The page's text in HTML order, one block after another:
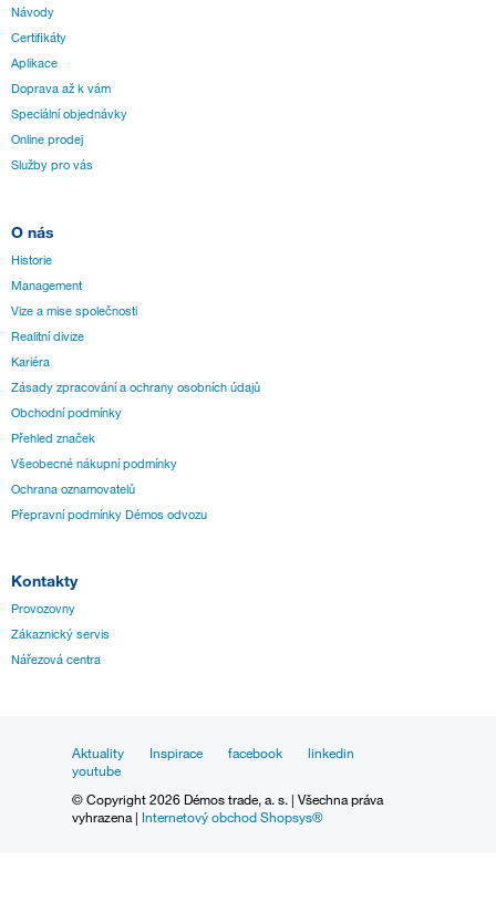
Návody
Certifikáty
Aplikace
Doprava až k vám
Speciální objednávky
Online prodej
Služby pro vás
O nás
Historie
Management
Vize a mise společnosti
Realitní divize
Kariéra
Zásady zpracování a ochrany osobních údajů
Obchodní podmínky
Přehled značek
Všeobecné nákupní podmínky
Ochrana oznamovatelů
Přepravní podmínky Démos odvozu
Kontakty
Provozovny
Zákaznický servis
Nářezová centra
Aktuality Inspirace facebook
linkedin
youtube
© Copyright 2026 Démos trade, a. s. | Všechna práva
vyhrazena | Internetový obchod Shopsys®